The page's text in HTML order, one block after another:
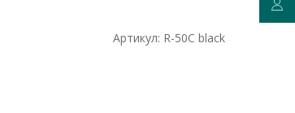
Артикул: R-50C black